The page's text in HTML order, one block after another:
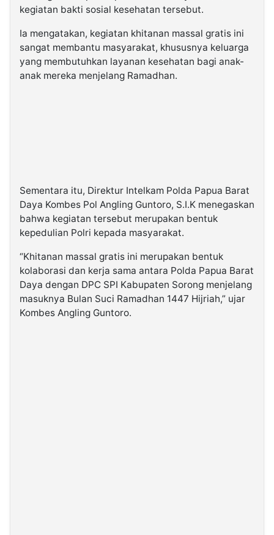
kegiatan bakti sosial kesehatan tersebut.
Ia mengatakan, kegiatan khitanan massal gratis ini
sangat membantu masyarakat, khususnya keluarga
yang membutuhkan layanan kesehatan bagi anak-
anak mereka menjelang Ramadhan.
Sementara itu, Direktur Intelkam Polda Papua Barat
Daya Kombes Pol Angling Guntoro, S.I.K menegaskan
bahwa kegiatan tersebut merupakan bentuk
kepedulian Polri kepada masyarakat.
“Khitanan massal gratis ini merupakan bentuk
kolaborasi dan kerja sama antara Polda Papua Barat
Daya dengan DPC SPI Kabupaten Sorong menjelang
masuknya Bulan Suci Ramadhan 1447 Hijriah,” ujar
Kombes Angling Guntoro.